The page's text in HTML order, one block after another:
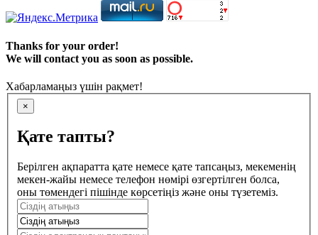
Thanks for your order!
We will contact you as soon as possible.
Хабарламаңыз үшін рақмет!
×
Қате тапты?
Берілген ақпаратта қате немесе қате тапсаңыз, мекеменің
мекен-жайы немесе телефон нөмірі өзгертілген болса,
оны төмендегі пішінде көрсетіңіз және оны түзетеміз.